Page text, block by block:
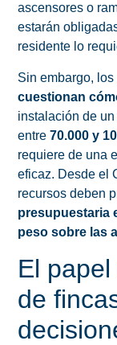
ascensores o
estarán
residente lo
Sin embargo,
cuestionan
instalación de
entre 70.000 y
requiere de una
eficaz. Desde el
recursos deben
presupuestaria
peso sobre las
El
de